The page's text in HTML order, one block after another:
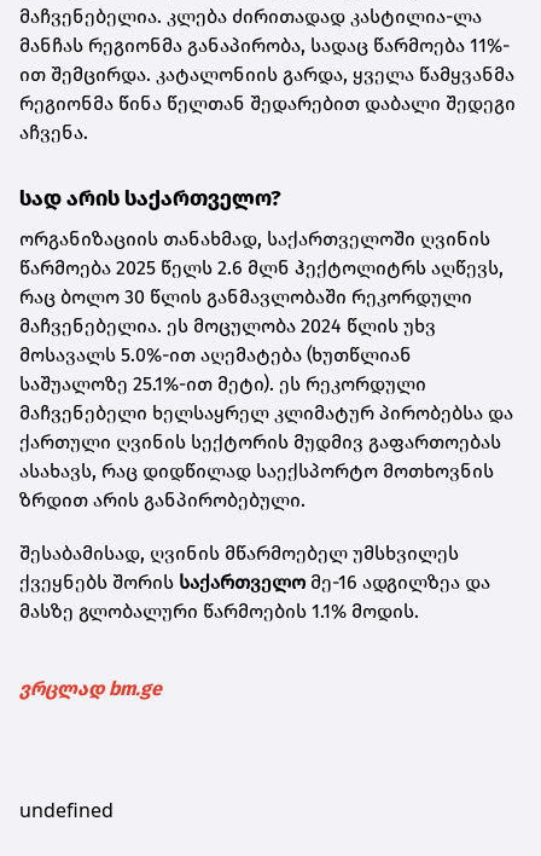
მაჩვენებელია. კლება ძირითადად კასტილია-ლა
მანჩას რეგიონმა განაპირობა, სადაც წარმოება 11%-
ით შემცირდა. კატალონიის გარდა, ყველა წამყვანმა
რეგიონმა წინა წელთან შედარებით დაბალი შედეგი
აჩვენა.
სად არის საქართველო?
ორგანიზაციის თანახმად, საქართველოში ღვინის
წარმოება 2025 წელს 2.6 მლნ ჰექტოლიტრს აღწევს,
რაც ბოლო 30 წლის განმავლობაში რეკორდული
მაჩვენებელია. ეს მოცულობა 2024 წლის უხვ
მოსავალს 5.0%-ით აღემატება (ხუთწლიან
საშუალოზე 25.1%-ით მეტი). ეს რეკორდული
მაჩვენებელი ხელსაყრელ კლიმატურ პირობებსა და
ქართული ღვინის სექტორის მუდმივ გაფართოებას
ასახავს, რაც დიდწილად საექსპორტო მოთხოვნის
ზრდით არის განპირობებული.
შესაბამისად, ღვინის მწარმოებელ უმსხვილეს
ქვეყნებს შორის საქართველო მე-16 ადგილზეა და
მასზე გლობალური წარმოების 1.1% მოდის.
ვრცლად bm.ge
undefined